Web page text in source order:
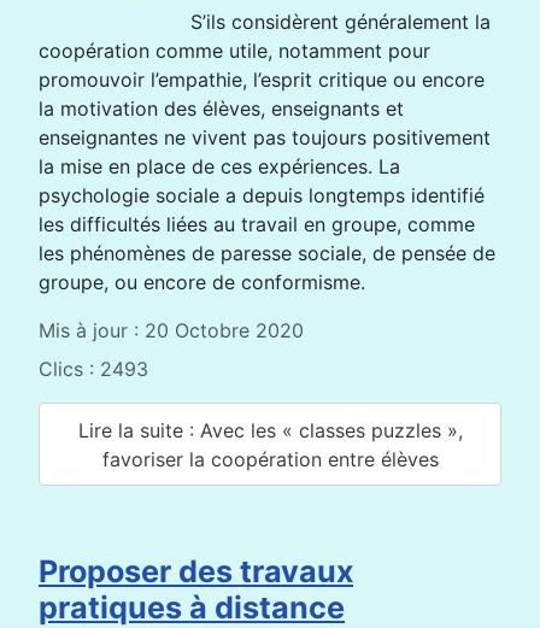
S’ils considèrent généralement la
coopération comme utile, notamment pour
promouvoir l’empathie, l’esprit critique ou encore
la motivation des élèves, enseignants et
enseignantes ne vivent pas toujours positivement
la mise en place de ces expériences. La
psychologie sociale a depuis longtemps identifié
les difficultés liées au travail en groupe, comme
les phénomènes de paresse sociale, de pensée de
groupe, ou encore de conformisme.
Mis à jour : 20 Octobre 2020
Clics : 2493
Lire la suite : Avec les « classes puzzles »,
favoriser la coopération entre élèves
Proposer des travaux
pratiques à distance